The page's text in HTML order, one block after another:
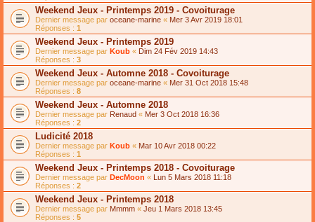
Weekend Jeux - Printemps 2019 - Covoiturage
Dernier message par oceane-marine « Mer 3 Avr 2019 18:01
Réponses : 1
Weekend Jeux - Printemps 2019
Dernier message par Koub « Dim 24 Fév 2019 14:43
Réponses : 3
Weekend Jeux - Automne 2018 - Covoiturage
Dernier message par oceane-marine « Mer 31 Oct 2018 15:48
Réponses : 8
Weekend Jeux - Automne 2018
Dernier message par Renaud « Mer 3 Oct 2018 16:36
Réponses : 2
Ludicité 2018
Dernier message par Koub « Mar 10 Avr 2018 00:22
Réponses : 1
Weekend Jeux - Printemps 2018 - Covoiturage
Dernier message par DecMoon « Lun 5 Mars 2018 11:18
Réponses : 2
Weekend Jeux - Printemps 2018
Dernier message par Mmmm « Jeu 1 Mars 2018 13:45
Réponses : 5